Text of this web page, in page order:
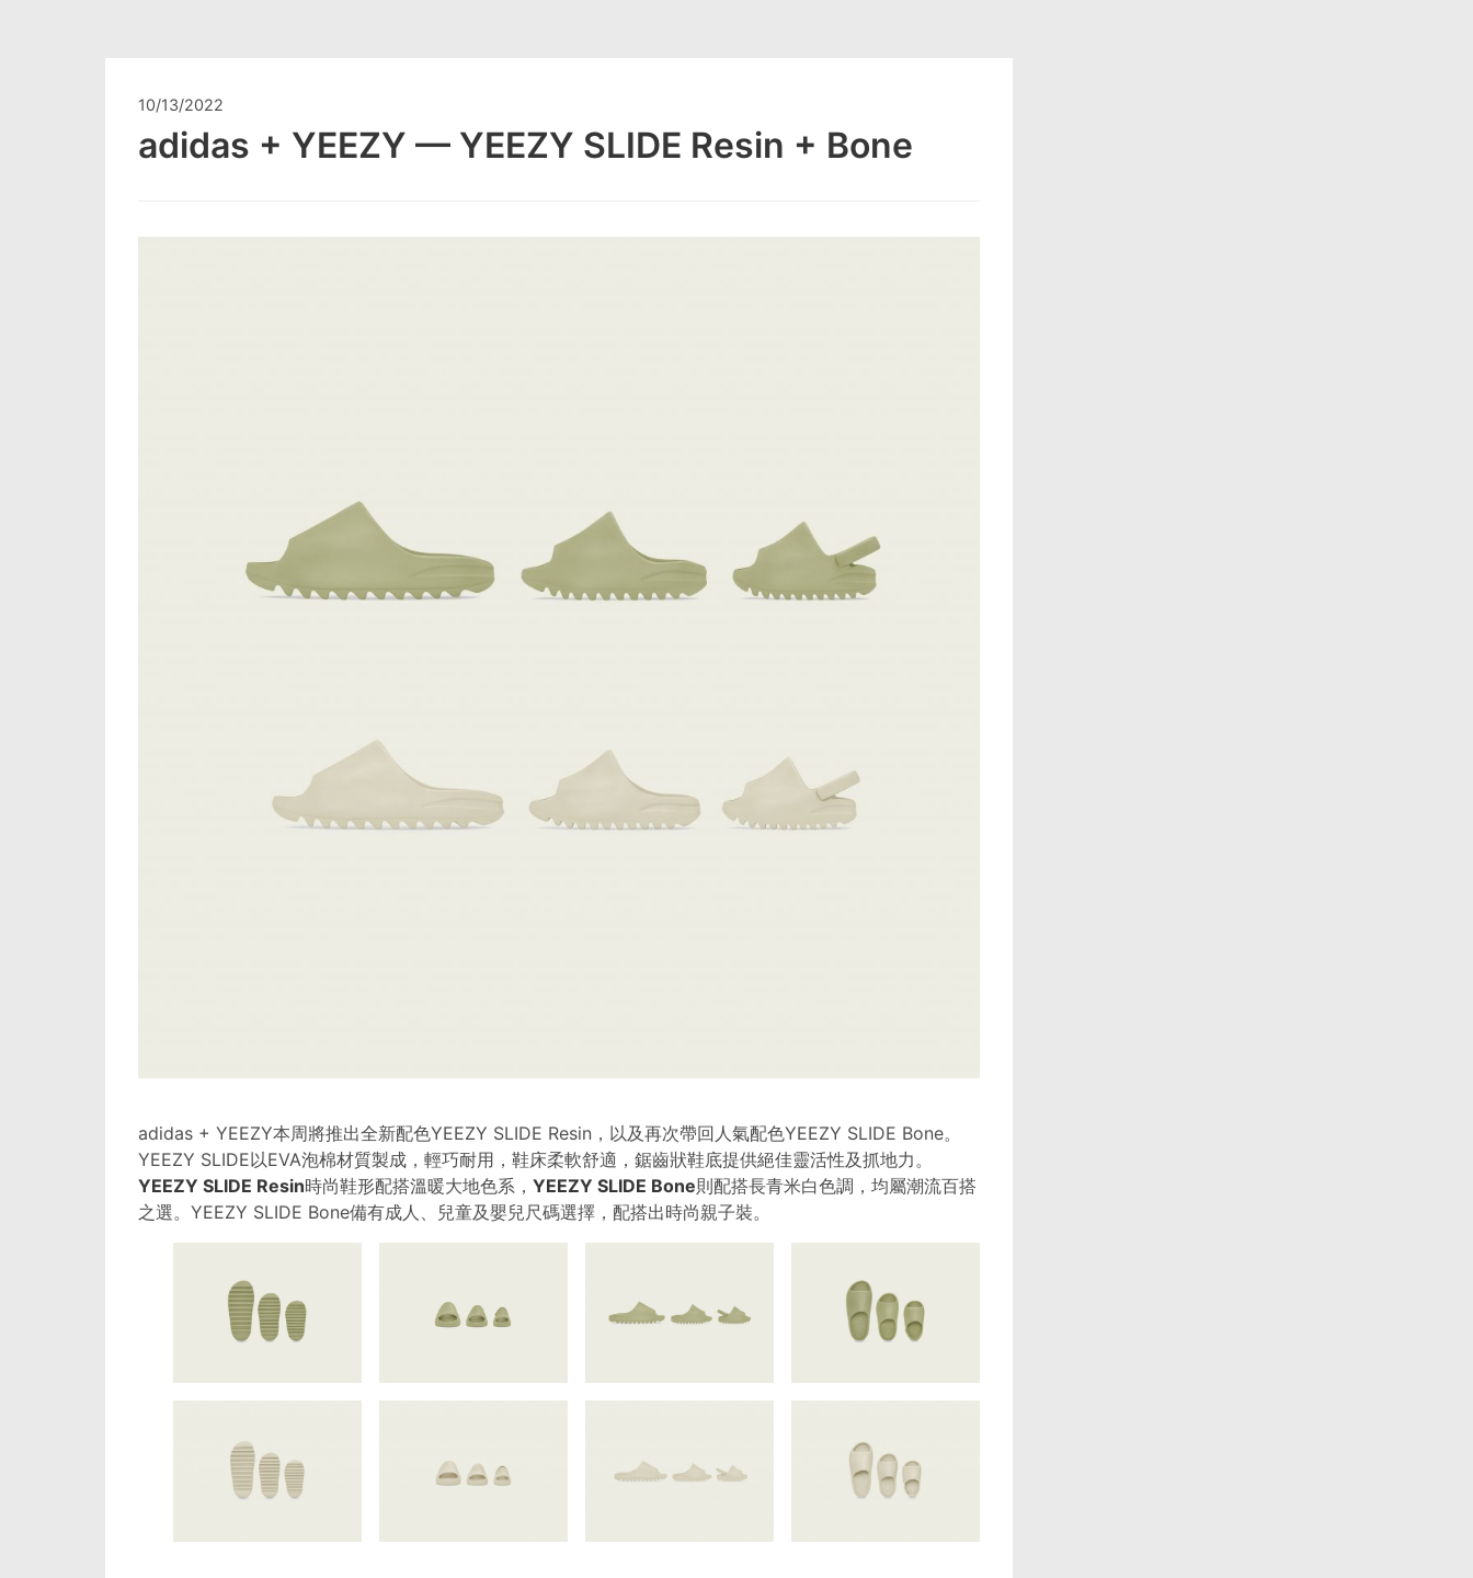
10/13/2022
adidas + YEEZY — YEEZY SLIDE Resin + Bone
adidas + YEEZY本周將推出全新配色YEEZY SLIDE Resin，以及再次帶回人氣配色YEEZY SLIDE Bone。
YEEZY SLIDE以EVA泡棉材質製成，輕巧耐用，鞋床柔軟舒適，鋸齒狀鞋底提供絕佳靈活性及抓地力。
YEEZY SLIDE Resin時尚鞋形配搭溫暖大地色系， YEEZY SLIDE Bone則配搭長青米白色調，均屬潮流百搭
之選。YEEZY SLIDE Bone備有成人、兒童及嬰兒尺碼選擇，配搭出時尚親子裝。